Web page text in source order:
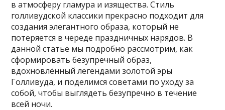
в атмосферу гламура и изящества. Стиль
голливудской классики прекрасно подходит для
создания элегантного образа, который не
потеряется в череде праздничных нарядов. В
данной статье мы подробно рассмотрим, как
сформировать безупречный образ,
вдохновлённый легендами золотой эры
Голливуда, и поделимся советами по уходу за
собой, чтобы выглядеть безупречно в течение
всей ночи.